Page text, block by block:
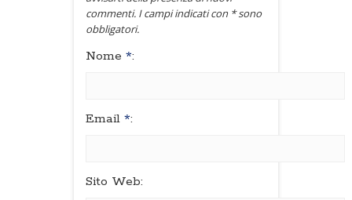
commenti. I campi indicati con * sono
obbligatori.
Nome *:
Email *:
Sito Web: